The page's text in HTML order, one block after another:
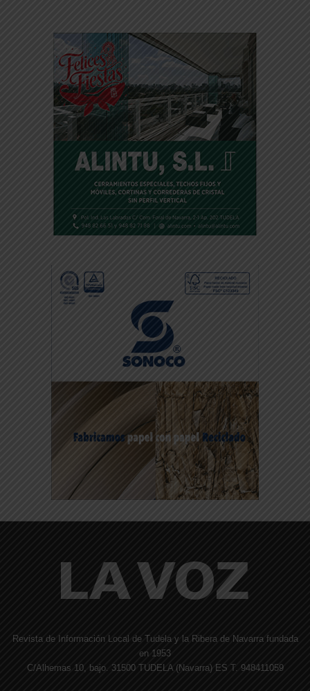
Revista de Información Local de Tudela y la Ribera de Navarra fundada
en 1953
C/Alhemas 10, bajo. 31500 TUDELA (Navarra) ES T. 948411059